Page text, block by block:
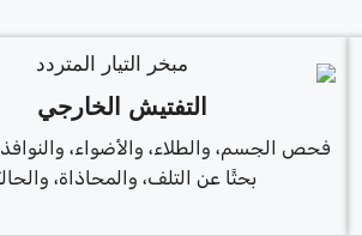
التفتيش الخارجي
فحص الجسم، والطلاء، والأضواء،
بحثًا عن التلف، والمحاذاة،